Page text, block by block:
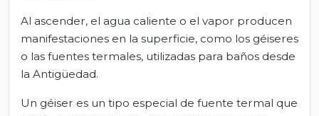
Al ascender, el agua caliente o el vapor producen
manifestaciones en la superficie, como los géiseres
o las fuentes termales, utilizadas para baños desde
la Antigüedad.
Un géiser es un tipo especial de fuente termal que